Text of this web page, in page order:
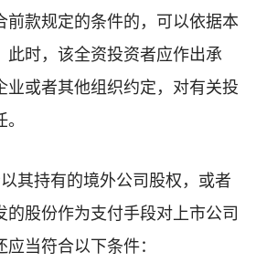
前款规定的条件的，可以依据本
此时，该全资投资者应作出承
业或者其他组织约定，对有关投
其持有的境外公司股权，或者
股份作为支付手段对上市公司
当符合以下条件：